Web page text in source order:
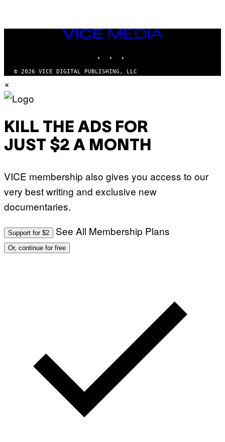
VICE
MEDIA
© 2026 VICE DIGITAL PUBLISHING, LLC
×
KILL THE ADS FOR
JUST $2 A MONTH
VICE membership also gives you access to our
very best writing and exclusive new
documentaries.
Support for $2 See All Membership Plans
Or, continue for free